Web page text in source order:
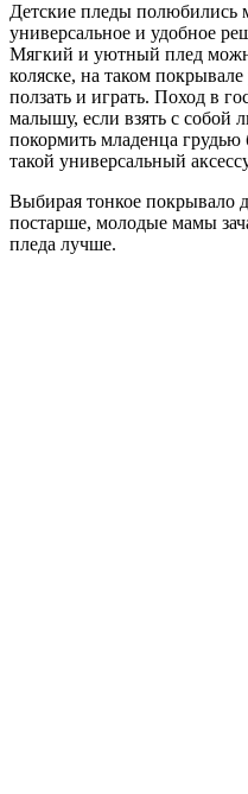
Детские пледы полюбились
универсальное и удобное
Мягкий и уютный плед
коляске, на таком
ползать и играть. Поход в
малышу, если взять с собой
покормить младенца грудью
такой универсальный
Выбирая тонкое
постарше, молодые мамы
пледа лучше.